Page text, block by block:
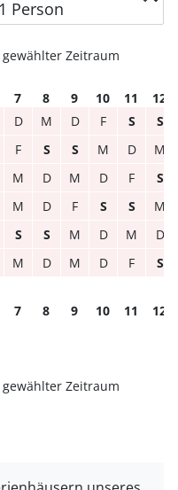
gewählter Zeitraum
7 8 9 10 11
12
D M D F S
S
F S S M D
M
M D M D F
S
M D F S S
M
S S M D M
D
M D M D F S
7 8 9 10 11
12
gewählter Zeitraum